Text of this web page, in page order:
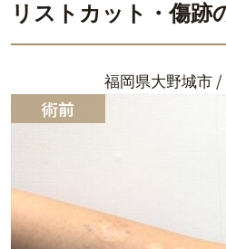
リストカット・傷跡
福岡県大野城市